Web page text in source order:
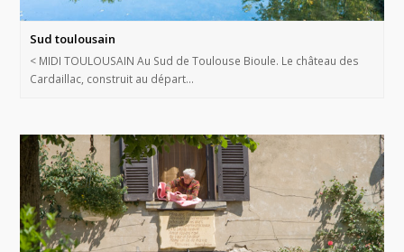
Sud toulousain
< MIDI TOULOUSAIN Au Sud de Toulouse Bioule. Le château des
Cardaillac, construit au départ…